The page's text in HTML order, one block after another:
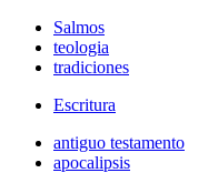
Salmos
teologia
tradiciones
Escritura
antiguo testamento
apocalipsis